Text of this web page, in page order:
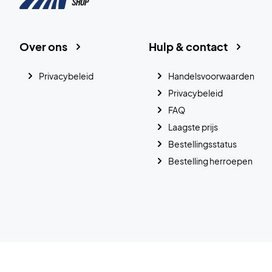
Hulp & contact
Handelsvoorwaarden
Privacybeleid
FAQ
Laagste prijs
Bestellingsstatus
Bestelling herroepen
Over ons
Privacybeleid